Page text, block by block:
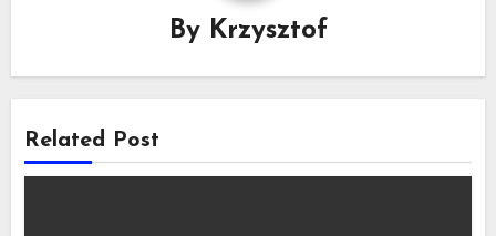
By Krzysztof
Related Post